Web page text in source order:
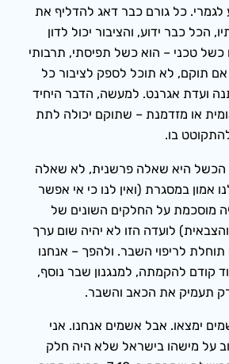
לגמרי. כל גורם כבר דאג להדליף את
הכל כבר ידוע, והציבור יכול לדון
כשל טכני – הוא כשל תפיסתי, תרבותי
תוקם, לא תוכל לספק לציבור כל
ועדת אגרנט. למעשה, הדבר היחיד
או מזדמנת – שתוקם יכולה לתת
בו.
הכשל היא שאלה פרשנית, לא שאלה
אמון במסגרת (ואין לנו כי אי אפשר
מוסכמת על החלקים השונים של
לועדה הזו לא יהיה שום ערך
תוחלת לריפוי השבר. ולהפך – אנחנו
קודם להקמתה, למנגנון שבר נוסף,
תעמיק את הכאב והשבר.
ימצאו. אבל אשמים אנחנו. אני
על מישהו בישראל שלא היה חלק